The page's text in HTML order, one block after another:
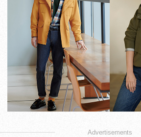
Advertisements